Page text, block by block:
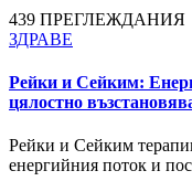
439 ПРЕГЛЕЖДАНИЯ
ЗДРАВЕ
Рейки и Сейким:
цялостно
Рейки и Сейким
енергийния поток и